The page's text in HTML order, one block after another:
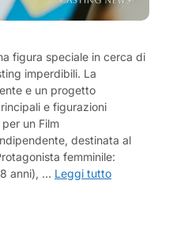
figura speciale in cerca di
imperdibili. La
e un progetto
e figurazioni
un Film
destinata al
femminile:
anni), … Leggi tutto